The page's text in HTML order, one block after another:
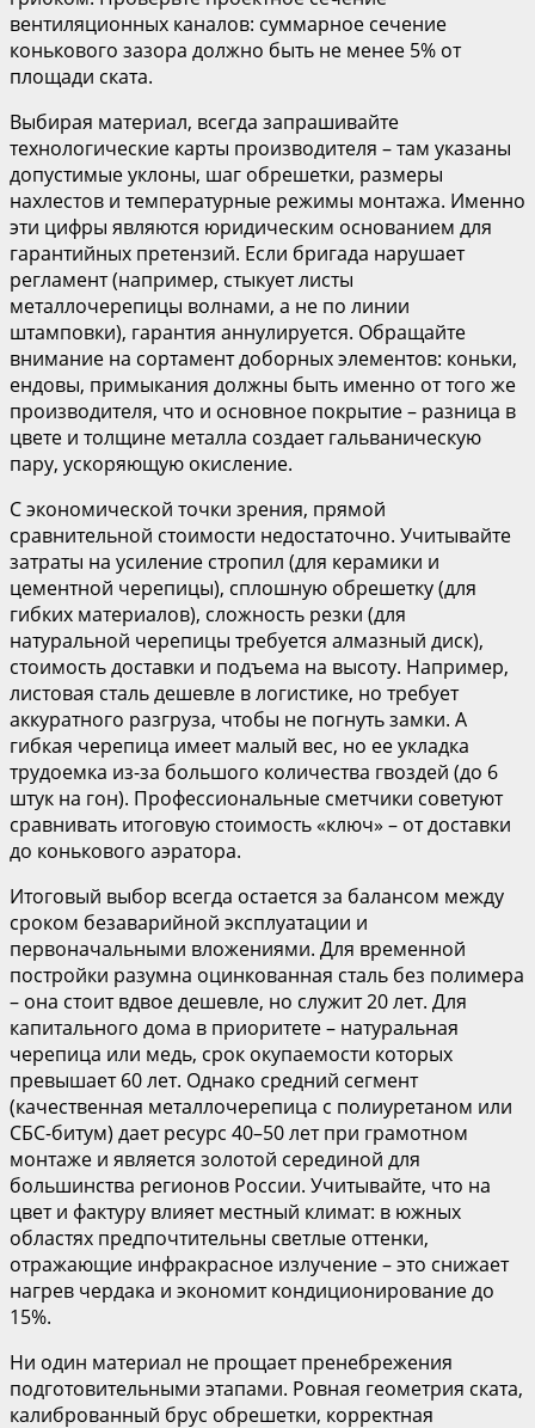
вентиляционных каналов: суммарное сечение
конькового зазора должно быть не менее 5% от
площади ската.
Выбирая материал, всегда запрашивайте
технологические карты производителя – там указаны
допустимые уклоны, шаг обрешетки, размеры
нахлестов и температурные режимы монтажа. Именно
эти цифры являются юридическим основанием для
гарантийных претензий. Если бригада нарушает
регламент (например, стыкует листы
металлочерепицы волнами, а не по линии
штамповки), гарантия аннулируется. Обращайте
внимание на сортамент доборных элементов: коньки,
ендовы, примыкания должны быть именно от того же
производителя, что и основное покрытие – разница в
цвете и толщине металла создает гальваническую
пару, ускоряющую окисление.
С экономической точки зрения, прямой
сравнительной стоимости недостаточно. Учитывайте
затраты на усиление стропил (для керамики и
цементной черепицы), сплошную обрешетку (для
гибких материалов), сложность резки (для
натуральной черепицы требуется алмазный диск),
стоимость доставки и подъема на высоту. Например,
листовая сталь дешевле в логистике, но требует
аккуратного разгруза, чтобы не погнуть замки. А
гибкая черепица имеет малый вес, но ее укладка
трудоемка из-за большого количества гвоздей (до 6
штук на гон). Профессиональные сметчики советуют
сравнивать итоговую стоимость «ключ» – от доставки
до конькового аэратора.
Итоговый выбор всегда остается за балансом между
сроком безаварийной эксплуатации и
первоначальными вложениями. Для временной
постройки разумна оцинкованная сталь без полимера
– она стоит вдвое дешевле, но служит 20 лет. Для
капитального дома в приоритете – натуральная
черепица или медь, срок окупаемости которых
превышает 60 лет. Однако средний сегмент
(качественная металлочерепица с полиуретаном или
СБС-битум) дает ресурс 40–50 лет при грамотном
монтаже и является золотой серединой для
большинства регионов России. Учитывайте, что на
цвет и фактуру влияет местный климат: в южных
областях предпочтительны светлые оттенки,
отражающие инфракрасное излучение – это снижает
нагрев чердака и экономит кондиционирование до
15%.
Ни один материал не прощает пренебрежения
подготовительными этапами. Ровная геометрия ската,
калиброванный брус обрешетки, корректная